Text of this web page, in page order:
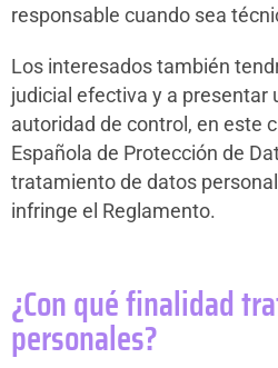
responsable cuando sea
Los interesados también
judicial efectiva y a presentar
autoridad de control, en este
Española de Protección de
tratamiento de datos
infringe el Reglamento.
¿Con qué finalidad
personales?